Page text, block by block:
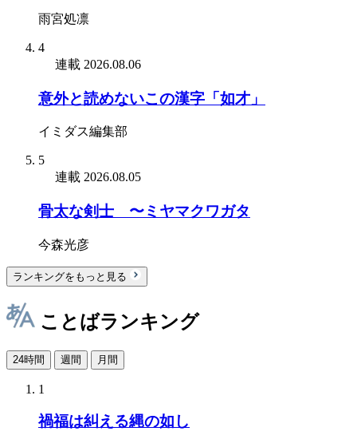
雨宮処凛
4
連載 2026.08.06
意外と読めないこの漢字「如才」
イミダス編集部
5
連載 2026.08.05
骨太な剣士 〜ミヤマクワガタ
今森光彦
ランキングをもっと見る
ことばランキング
24時間 週間 月間
1
禍福は糾える縄の如し